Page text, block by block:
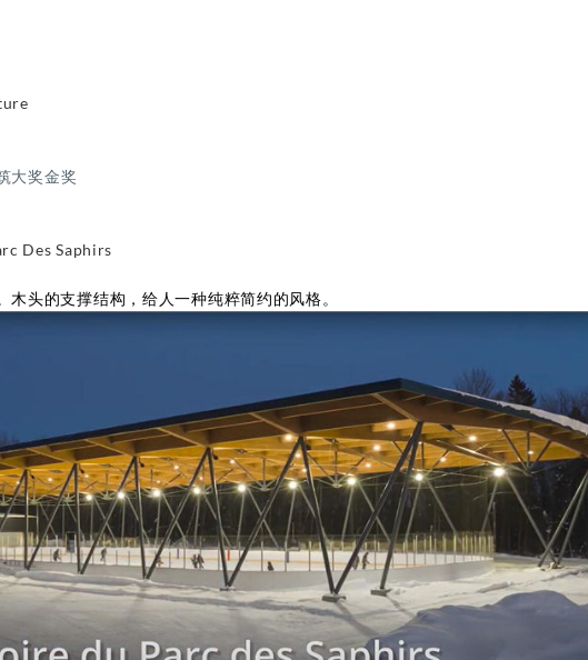
大奖金奖
Des Saphirs
木头的支撑结构，给人一种纯粹简约的风格。